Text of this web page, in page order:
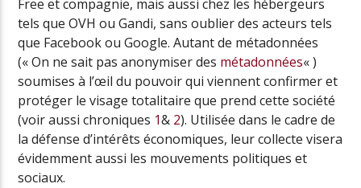
Free et compagnie, mais aussi chez les hébergeurs
tels que OVH ou Gandi, sans oublier des acteurs tels
que Facebook ou Google. Autant de métadonnées
(« On ne sait pas anonymiser des métadonnées« )
soumises à l’œil du pouvoir qui viennent confirmer et
protéger le visage totalitaire que prend cette société
(voir aussi chroniques 1& 2). Utilisée dans le cadre de
la défense d’intérêts économiques, leur collecte visera
évidemment aussi les mouvements politiques et
sociaux.